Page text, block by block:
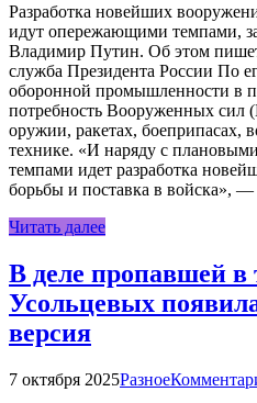
Разработка новейших
идут опережающими темпами,
Владимир Путин. Об этом
служба Президента России По
оборонной промышленности в
потребность Вооруженных сил
оружии, ракетах, боеприпасах,
технике. «И наряду с
темпами идет разработка
борьбы и поставка в войска»,
Читать далее
В деле пропавшей в
Усольцевых
версия
7 октября 2025Разное